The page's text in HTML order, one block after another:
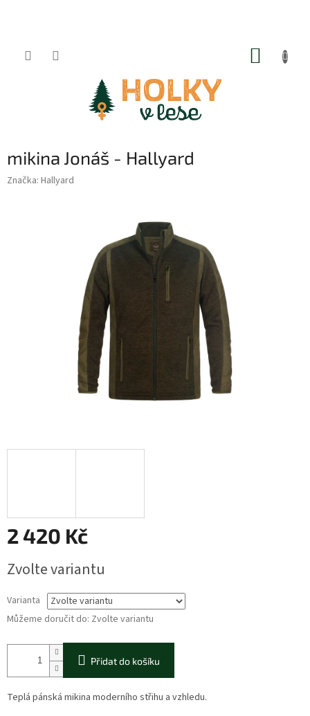
mikina Jonáš - Hallyard
Značka: Hallyard
2 420 Kč
cena:
Zvolte variantu
Varianta
Můžeme doručit do: Zvolte variantu
Přidat do košíku
Teplá pánská mikina moderního střihu a vzhledu.